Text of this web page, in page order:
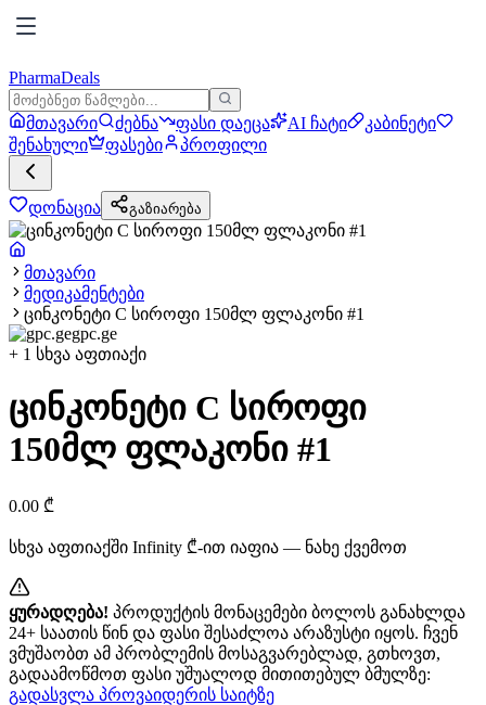
PharmaDeals
მთავარი ძებნა ფასი დაეცა AI ჩატი
კაბინეტი
შენახული
ფასები პროფილი
დონაცია გაზიარება
მთავარი
მედიკამენტები
ცინკონეტი C სიროფი 150მლ ფლაკონი #1
gpc.ge
+ 1 სხვა აფთიაქი
ცინკონეტი C სიროფი
150მლ ფლაკონი #1
0.00 ₾
სხვა აფთიაქში Infinity ₾-ით იაფია — ნახე ქვემოთ
ყურადღება! პროდუქტის მონაცემები ბოლოს განახლდა
24+ საათის წინ და ფასი შესაძლოა არაზუსტი იყოს. ჩვენ
ვმუშაობთ ამ პრობლემის მოსაგვარებლად, გთხოვთ,
გადაამოწმოთ ფასი უშუალოდ მითითებულ ბმულზე:
გადასვლა პროვაიდერის საიტზე